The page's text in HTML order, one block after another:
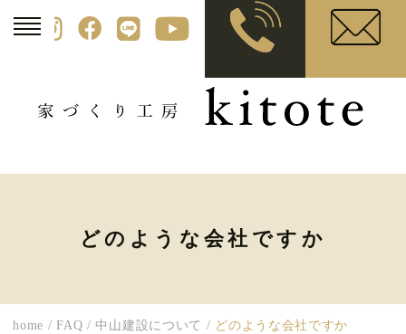
どのような会社ですか
home /FAQ / 中山建設について / どのような会社ですか